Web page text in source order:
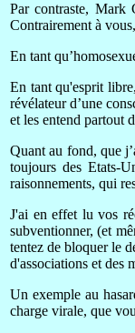
Par contraste, Mark
Contrairement à
En tant
En tant qu'esprit
révélateur d’une
et les entend partout
Quant au fond, que
toujours des Etats-
raisonnements, qui
J'ai en effet lu vos
subventionner, (et
tentez de bloquer le
d'associations et des
Un exemple au
charge virale, que